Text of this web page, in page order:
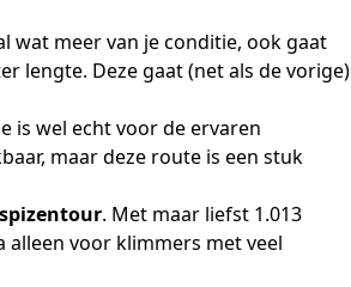
wat meer van je conditie, ook gaat
lengte. Deze gaat (net als de vorige)
is wel echt voor de ervaren
maar deze route is een stuk
. Met maar liefst 1.013
voor klimmers met veel